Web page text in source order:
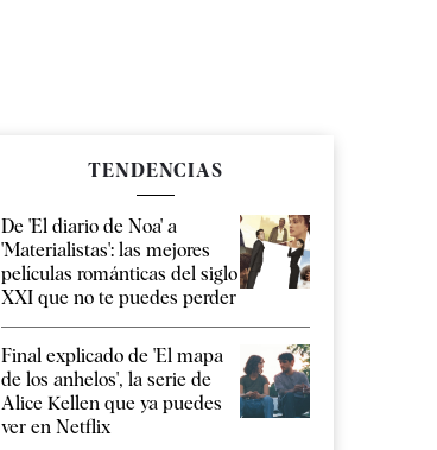
TENDENCIAS
De 'El diario de Noa' a
'Materialistas': las mejores
películas románticas del siglo
XXI que no te puedes perder
Final explicado de 'El mapa
de los anhelos', la serie de
Alice Kellen que ya puedes
ver en Netflix